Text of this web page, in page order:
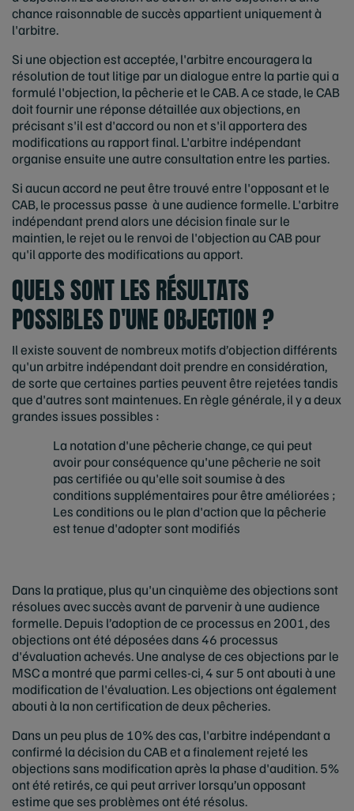
chance raisonnable de succès appartient uniquement à
l'arbitre.
Si une objection est acceptée, l'arbitre encouragera la
résolution de tout litige par un dialogue entre la partie qui a
formulé l'objection, la pêcherie et le CAB. A ce stade, le CAB
doit fournir une réponse détaillée aux objections, en
précisant s'il est d'accord ou non et s'il apportera des
modifications au rapport final. L'arbitre indépendant
organise ensuite une autre consultation entre les parties.
Si aucun accord ne peut être trouvé entre l'opposant et le
CAB, le processus passe à une audience formelle. L'arbitre
indépendant prend alors une décision finale sur le
maintien, le rejet ou le renvoi de l'objection au CAB pour
qu'il apporte des modifications au apport.
QUELS SONT LES RÉSULTATS
POSSIBLES D'UNE OBJECTION ?
Il existe souvent de nombreux motifs d’objection différents
qu'un arbitre indépendant doit prendre en considération,
de sorte que certaines parties peuvent être rejetées tandis
que d'autres sont maintenues. En règle générale, il y a deux
grandes issues possibles :
La notation d'une pêcherie change, ce qui peut
avoir pour conséquence qu'une pêcherie ne soit
pas certifiée ou qu'elle soit soumise à des
conditions supplémentaires pour être améliorées ;
Les conditions ou le plan d'action que la pêcherie
est tenue d'adopter sont modifiés
Dans la pratique, plus qu'un cinquième des objections sont
résolues avec succès avant de parvenir à une audience
formelle. Depuis l’adoption de ce processus en 2001, des
objections ont été déposées dans 46 processus
d'évaluation achevés. Une analyse de ces objections par le
MSC a montré que parmi celles-ci, 4 sur 5 ont abouti à une
modification de l'évaluation. Les objections ont également
abouti à la non certification de deux pêcheries.
Dans un peu plus de 10% des cas, l'arbitre indépendant a
confirmé la décision du CAB et a finalement rejeté les
objections sans modification après la phase d'audition. 5%
ont été retirés, ce qui peut arriver lorsqu’un opposant
estime que ses problèmes ont été résolus.